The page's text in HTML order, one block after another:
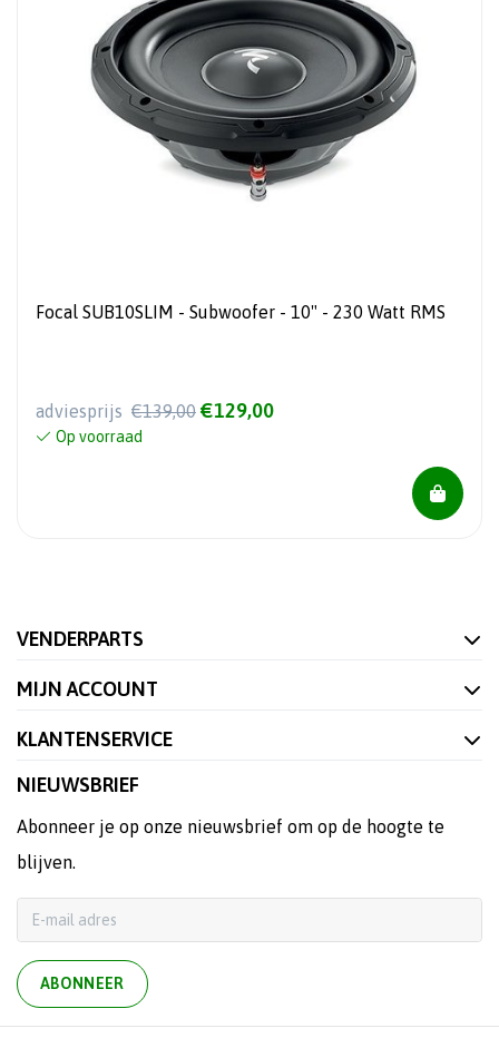
Focal SUB10SLIM - Subwoofer - 10" - 230 Watt RMS
adviesprijs €139,00 €129,00
Op voorraad
VENDERPARTS
MIJN ACCOUNT
KLANTENSERVICE
NIEUWSBRIEF
Abonneer je op onze nieuwsbrief om op de hoogte te
blijven.
ABONNEER